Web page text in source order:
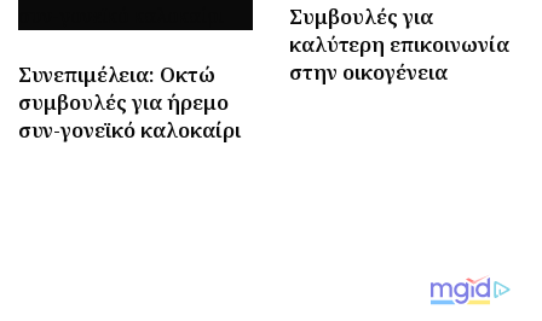
Συνεπιμέλεια: Οκτώ
συμβουλές για ήρεμο
συν-γονεϊκό καλοκαίρι
Συμβουλές για
καλύτερη επικοινωνία
στην οικογένεια